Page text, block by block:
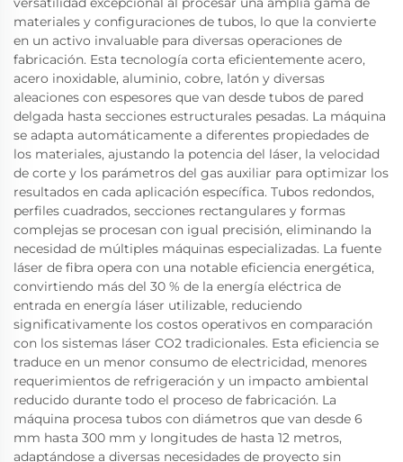
materiales y configuraciones de tubos, lo que la convierte
en un activo invaluable para diversas operaciones de
fabricación. Esta tecnología corta eficientemente acero,
acero inoxidable, aluminio, cobre, latón y diversas
aleaciones con espesores que van desde tubos de pared
delgada hasta secciones estructurales pesadas. La máquina
se adapta automáticamente a diferentes propiedades de
los materiales, ajustando la potencia del láser, la velocidad
de corte y los parámetros del gas auxiliar para optimizar los
resultados en cada aplicación específica. Tubos redondos,
perfiles cuadrados, secciones rectangulares y formas
complejas se procesan con igual precisión, eliminando la
necesidad de múltiples máquinas especializadas. La fuente
láser de fibra opera con una notable eficiencia energética,
convirtiendo más del 30 % de la energía eléctrica de
entrada en energía láser utilizable, reduciendo
significativamente los costos operativos en comparación
con los sistemas láser CO2 tradicionales. Esta eficiencia se
traduce en un menor consumo de electricidad, menores
requerimientos de refrigeración y un impacto ambiental
reducido durante todo el proceso de fabricación. La
máquina procesa tubos con diámetros que van desde 6
mm hasta 300 mm y longitudes de hasta 12 metros,
adaptándose a diversas necesidades de proyecto sin